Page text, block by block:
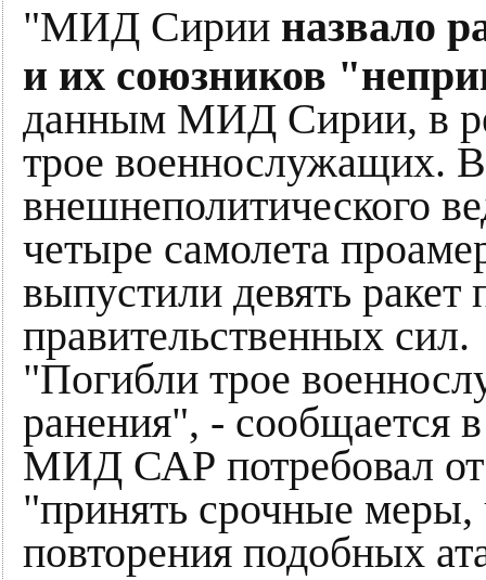
"МИД Сирии назвало
и их союзников
данным МИД Сирии, в
трое военнослужащих.
внешнеполитического
четыре самолета
выпустили девять ракет
правительственных сил.
"Погибли трое
ранения", - сообщается
МИД САР потребовал
"принять срочные меры,
повторения подобных